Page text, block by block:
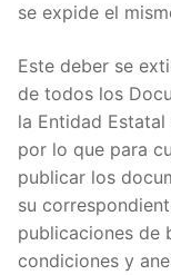
se expide el
Este deber se
de todos los
la Entidad
por lo que para
publicar los
su
publicaciones de
condiciones y